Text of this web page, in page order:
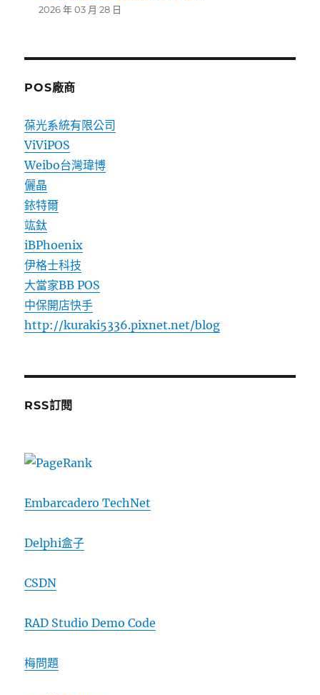
2026 年 03 月 28 日
POS廠商
葆光系統有限公司
ViViPOS
Weibo台灣瑋博
儷晶
銥特爾
竑鈦
iBPhoenix
伊格士科技
大當家BB POS
中保開店快手
http://kuraki5336.pixnet.net/blog
RSS訂閱
Embarcadero TechNet
Delphi盒子
CSDN
RAD Studio Demo Code
梅問題